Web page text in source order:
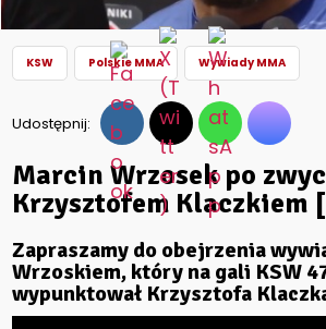
KSW Polskie MMA Wywiady MMA
Udostępnij:
Marcin Wrzosek po
Krzysztofem Klaczkiem
Zapraszamy do obejrzenia
Wrzoskiem, który na gali KSW
wypunktował Krzysztofa